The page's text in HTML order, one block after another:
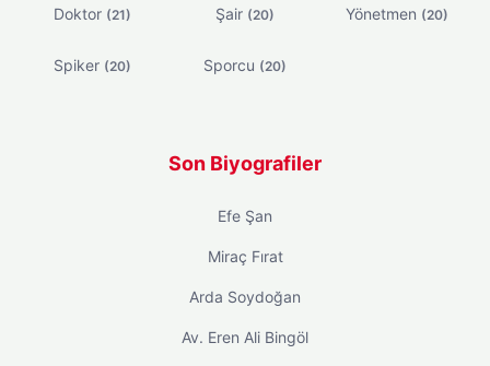
Doktor (21) Şair (20) Yönetmen (20)
Spiker (20) Sporcu (20)
Son Biyografiler
Efe Şan
Miraç Fırat
Arda Soydoğan
Av. Eren Ali Bingöl